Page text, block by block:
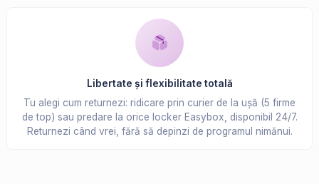
Libertate și flexibilitate totală
Tu alegi cum returnezi: ridicare prin curier de la ușă (5 firme
de top) sau predare la orice locker Easybox, disponibil 24/7.
Returnezi când vrei, fără să depinzi de programul nimănui.